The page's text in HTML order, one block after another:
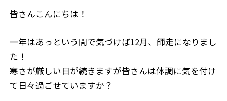
皆さんこんにちは！
一年はあっという間で気づけば12月、師走になりまし
た！
寒さが厳しい日が続きますが皆さんは体調に気を付け
て日々過ごせていますか？